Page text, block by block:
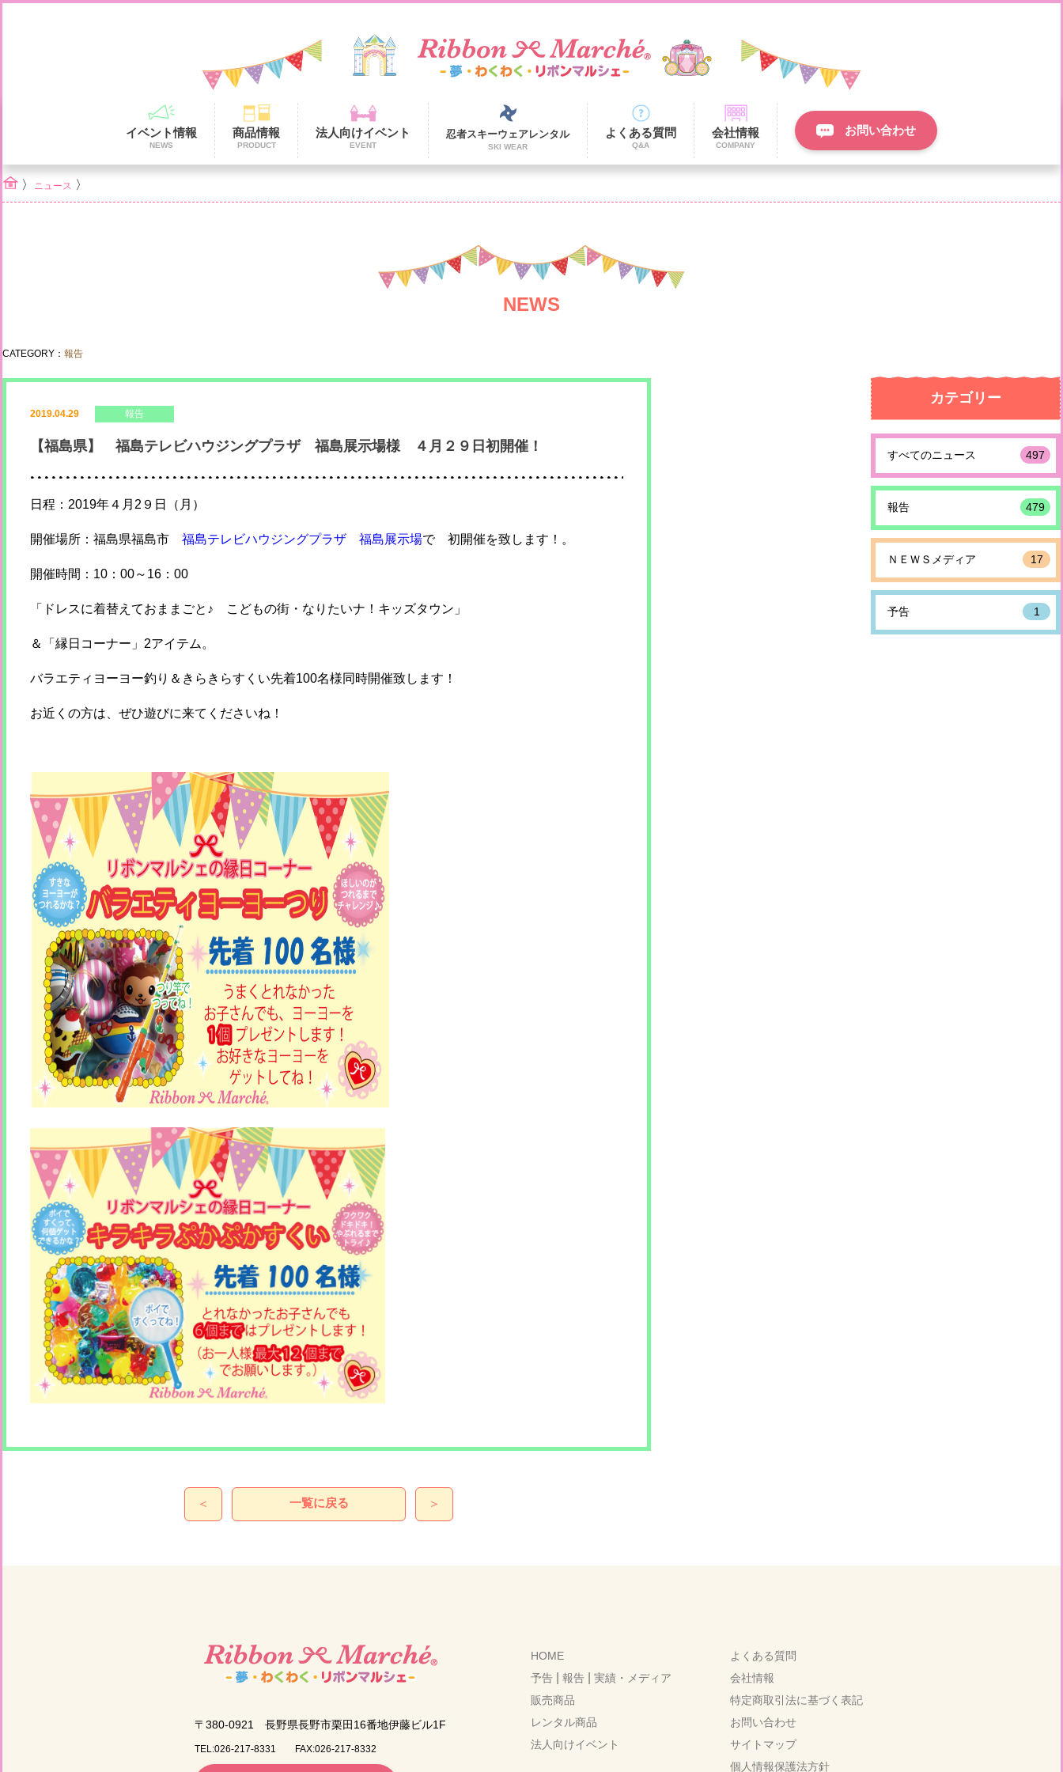
イベント情報
NEWS
商品情報
PRODUCT
法人向けイベント
EVENT
忍者スキーウェアレンタル
SKI WEAR
よくある質問
Q&A
会社情報
COMPANY
お問い合わせ
〉 ニュース 〉
NEWS
CATEGORY： 報告
2019.04.29 報告
【福島県】 福島テレビハウジングプラザ 福島展示場様 ４月２９日初開催！
日程：2019年４月2９日（月）
開催場所：福島県福島市 福島テレビハウジングプラザ 福島展示場で 初開催を致します！。
開催時間：10：00～16：00
「ドレスに着替えておままごと♪ こどもの街・なりたいナ！キッズタウン」
＆「縁日コーナー」2アイテム。
バラエティヨーヨー釣り＆きらきらすくい先着100名様同時開催致します！
お近くの方は、ぜひ遊びに来てくださいね！
＜ 一覧に戻る ＞
カテゴリー
すべてのニュース 497
報告 479
ＮＥＷＳメディア 17
予告 1
〒380-0921 長野県長野市栗田16番地伊藤ビル1F
TEL:026-217-8331 FAX:026-217-8332
HOME
予告
報告
実績・メディア
販売商品
レンタル商品
法人向けイベント
よくある質問
会社情報
特定商取引法に基づく表記
お問い合わせ
サイトマップ
個人情報保護法方針